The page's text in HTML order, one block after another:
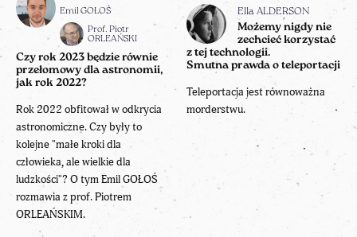
Emil GOŁOŚ
Prof. Piotr
ORLEAŃSKI
Czy rok 2023 będzie równie
przełomowy dla astronomii,
jak rok 2022?
Rok 2022 obfitował w odkrycia
astronomiczne. Czy były to
kolejne "małe kroki dla
człowieka, ale wielkie dla
ludzkości"? O tym Emil GOŁOŚ
rozmawia z prof. Piotrem
ORLEAŃSKIM.
Ella ALDERSON
Możemy nigdy nie
zechcieć korzystać
z tej technologii.
Smutna prawda o teleportacji
Teleportacja jest równoważna
morderstwu.